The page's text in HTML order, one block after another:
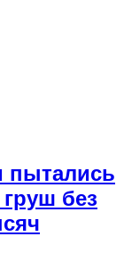
пытались
без